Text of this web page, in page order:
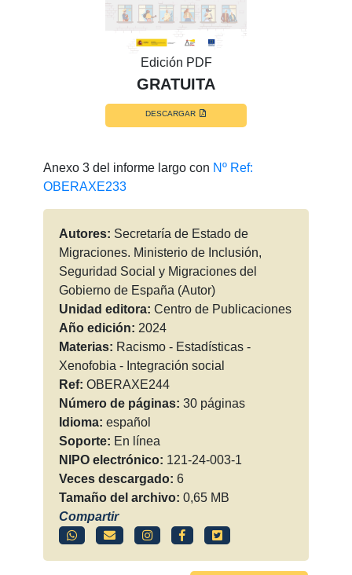
Edición PDF
GRATUITA
DESCARGAR
Anexo 3 del informe largo con Nº Ref:
OBERAXE233
Autores: Secretaría de Estado de
Migraciones. Ministerio de Inclusión,
Seguridad Social y Migraciones del
Gobierno de España (Autor)
Unidad editora: Centro de Publicaciones
Año edición: 2024
Materias: Racismo - Estadísticas -
Xenofobia - Integración social
Ref: OBERAXE244
Número de páginas: 30 páginas
Idioma: español
Soporte: En línea
NIPO electrónico: 121-24-003-1
Veces descargado: 6
Tamaño del archivo: 0,65 MB
Compartir